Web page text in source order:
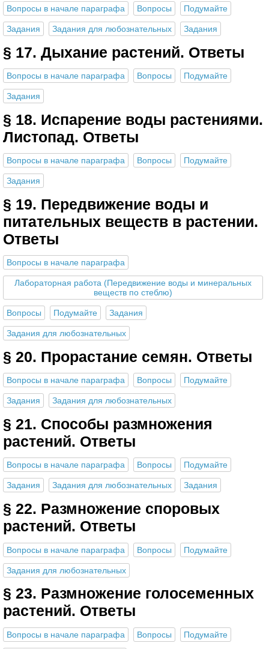
Вопросы в начале параграфа Вопросы Подумайте
Задания Задания для любознательных Задания
§ 17. Дыхание растений. Ответы
Вопросы в начале параграфа Вопросы Подумайте
Задания
§ 18. Испарение воды растениями.
Листопад. Ответы
Вопросы в начале параграфа Вопросы Подумайте
Задания
§ 19. Передвижение воды и
питательных веществ в растении.
Ответы
Вопросы в начале параграфа
Лабораторная работа (Передвижение воды и минеральных
веществ по стеблю)
Вопросы Подумайте Задания
Задания для любознательных
§ 20. Прорастание семян. Ответы
Вопросы в начале параграфа Вопросы Подумайте
Задания Задания для любознательных
§ 21. Способы размножения
растений. Ответы
Вопросы в начале параграфа Вопросы Подумайте
Задания Задания для любознательных Задания
§ 22. Размножение споровых
растений. Ответы
Вопросы в начале параграфа Вопросы Подумайте
Задания для любознательных
§ 23. Размножение голосеменных
растений. Ответы
Вопросы в начале параграфа Вопросы Подумайте